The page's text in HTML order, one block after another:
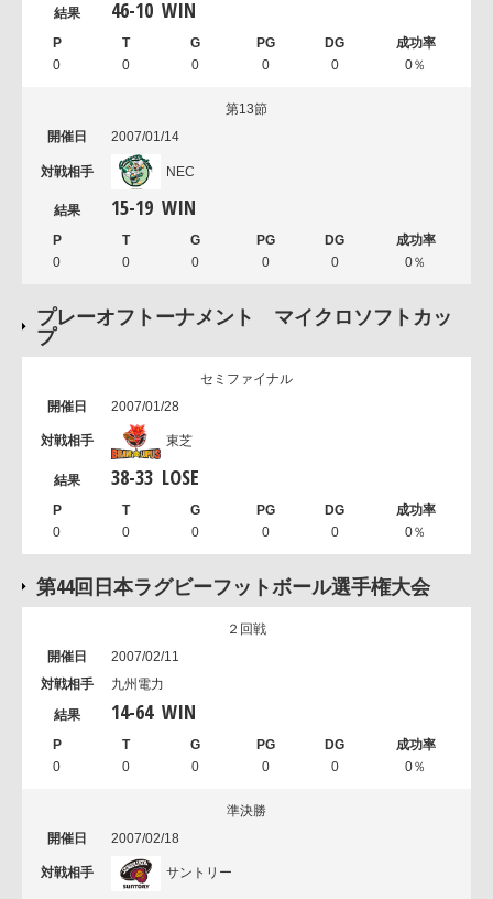
46-10 WIN
0 0 0 0 0 0％
第13節
2007/01/14
NEC
15-19 WIN
0 0 0 0 0 0％
プレーオフトーナメント マイクロソフトカッ
プ
セミファイナル
2007/01/28
東芝
38-33 LOSE
0 0 0 0 0 0％
第44回日本ラグビーフットボール選手権大会
２回戦
2007/02/11
九州電力
14-64 WIN
0 0 0 0 0 0％
準決勝
2007/02/18
サントリー